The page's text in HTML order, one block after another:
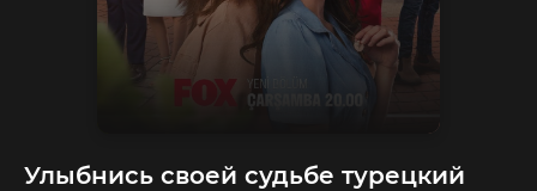
Улыбнись своей судьбе турецкий